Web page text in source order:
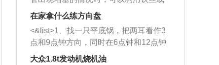
者是细棍，直接将杂物给取出来，如果
堵塞情况比较严重，也可以采取应急措
施。 <&list>2、直接利用木棍将所有的
杂物推到排气管里面的位置处，然后将
三元催化器拆解开，就可以将堵塞的东
在家拿什么练方向盘
<&list>1、找一只平底锅，把两耳看作3
点和9点钟方向，同时在6点钟和12点钟
方向做一个标记。 <&list>2、双手握住
大众1.8t发动机烧机油